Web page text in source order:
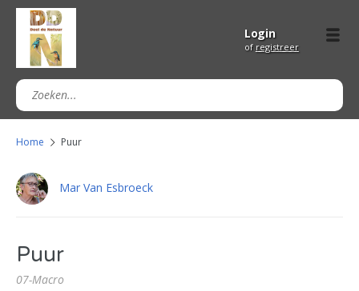
Login
of registreer
Home Puur
Mar Van Esbroeck
Puur
07-Macro